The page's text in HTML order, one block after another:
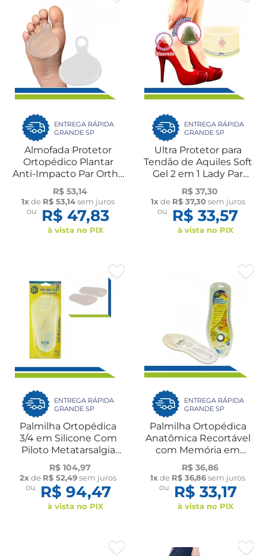
ENTREGA RÁPIDA
GRANDE SP
Almofada Protetor
Ortopédico Plantar
Anti-Impacto Par Ortho
Pauher
R$ 53,14
1xde R$ 53,14sem juros
ou
R$ 47,83
à vista no PIX
ENTREGA RÁPIDA
GRANDE SP
Ultra Protetor para
Tendão de Aquiles Soft
Gel 2 em 1 Lady Par
Ortho Pauher
R$ 37,30
1xde R$ 37,30sem juros
ou
R$ 33,57
à vista no PIX
ENTREGA RÁPIDA
GRANDE SP
Palmilha Ortopédica
3/4 em Silicone Com
Piloto Metatarsalgia
Anti-Impacto Par Ortho
Pauher
R$ 104,97
2xde R$ 52,49sem juros
ou
R$ 94,47
à vista no PIX
ENTREGA RÁPIDA
GRANDE SP
Palmilha Ortopédica
Anatômica Recortável
com Memória em
Espuma Visco Elástica
Par Ortho Pauher
R$ 36,86
1xde R$ 36,86sem juros
ou
R$ 33,17
à vista no PIX